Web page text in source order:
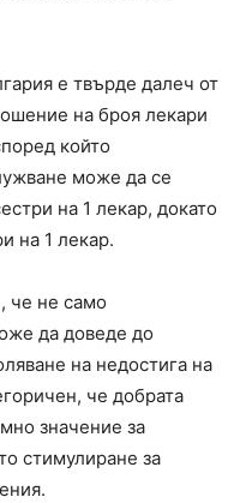
е твърде далеч от
на броя лекари
който
може да се
на 1 лекар, докато
на 1 лекар.
че не само
да доведе до
на недостига на
че добрата
значение за
стимулиране за